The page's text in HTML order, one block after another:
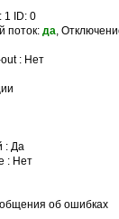
1 ID: 0
поток:да,
: Нет
: Да
: Нет
об ошибках